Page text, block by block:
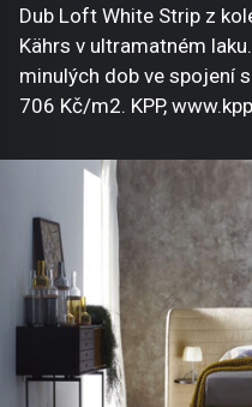
Dub Loft White Strip z
Kährs v ultramatném
minulých dob ve spojení
706 Kč/m2. KPP,